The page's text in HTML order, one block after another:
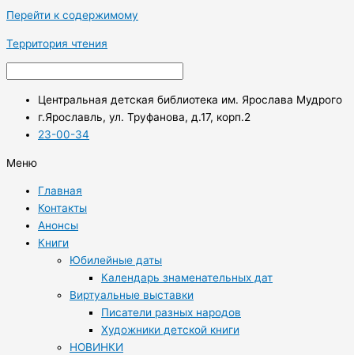
Перейти к содержимому
Территория чтения
Центральная детская библиотека им. Ярослава Мудрого
г.Ярославль, ул. Труфанова, д.17, корп.2
23-00-34
Меню
Главная
Контакты
Анонсы
Книги
Юбилейные даты
Календарь знаменательных дат
Виртуальные выставки
Писатели разных народов
Художники детской книги
НОВИНКИ